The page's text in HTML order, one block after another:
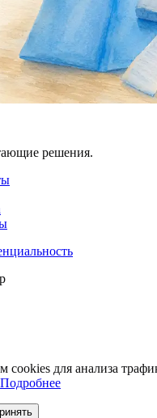
без фото и чеков — это
раз за разом и как
Rodion
решения.
cookies для анализа
Подробнее